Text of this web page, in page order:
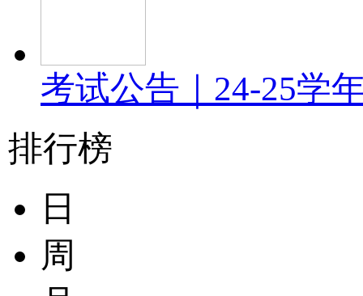
考试公告｜24-25学
排行榜
日
周